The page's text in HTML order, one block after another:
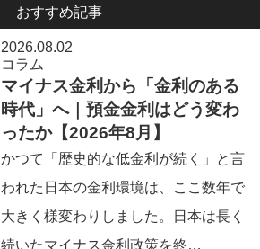
おすすめ記事
2026.08.02
コラム
マイナス金利から「金利のある
時代」へ｜預金金利はどう変わ
ったか【2026年8月】
かつて「歴史的な低金利が続く」と言
われた日本の金利環境は、ここ数年で
大きく様変わりしました。日本は長く
続いたマイナス金利政策を終…